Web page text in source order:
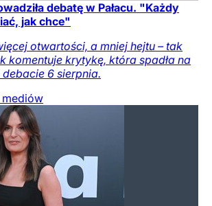
debatę w Pałacu. "Każdy
jak chce"
otwartości, a mniej hejtu – tak
komentuje krytykę, która spadła na
6 sierpnia.
mediów